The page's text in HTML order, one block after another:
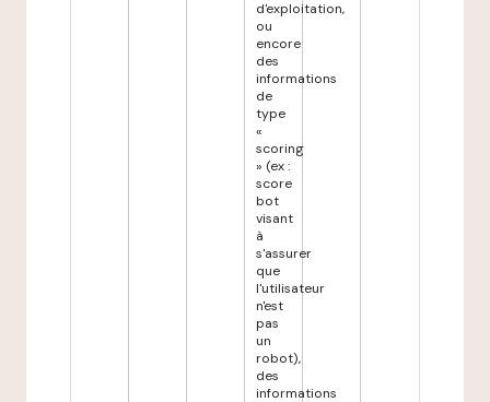
d'exploitation,
ou
encore
des
informations
de
type
«
scoring
» (ex :
score
bot
visant
à
s'assurer
que
l'utilisateur
n'est
pas
un
robot),
des
informations